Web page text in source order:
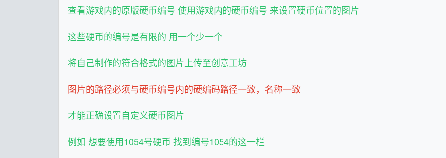
查看游戏内的原版硬币编号 使用游戏内的硬币编号 来设置硬币位置的图片
这些硬币的编号是有限的 用一个少一个
将自己制作的符合格式的图片上传至创意工坊
图片的路径必须与硬币编号内的硬编码路径一致，名称一致
才能正确设置自定义硬币图片
例如 想要使用1054号硬币 找到编号1054的这一栏